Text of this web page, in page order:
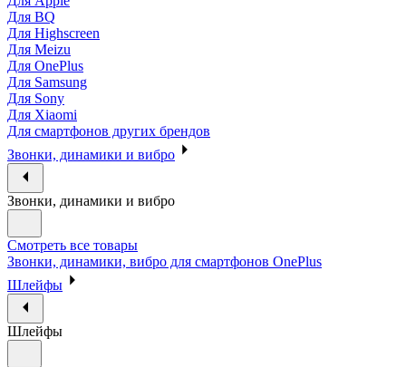
Для BQ
Для Highscreen
Для Meizu
Для OnePlus
Для Samsung
Для Sony
Для Xiaomi
Для смартфонов других брендов
Звонки, динамики и вибро
Звонки, динамики и вибро
Смотреть все товары
Звонки, динамики, вибро для смартфонов OnePlus
Шлейфы
Шлейфы